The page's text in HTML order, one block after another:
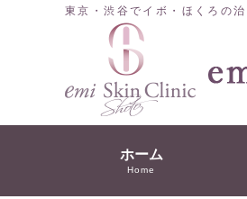
東京・渋谷でイボ・ほくろの
ホーム
Home